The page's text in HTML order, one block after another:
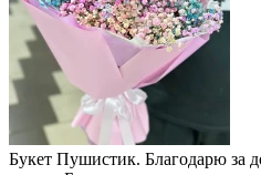
Букет Пушистик. Благодарю за